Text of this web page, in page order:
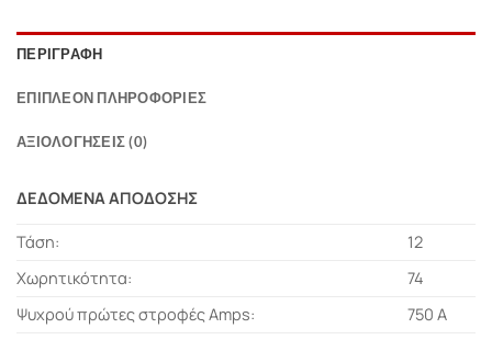
ΠΕΡΙΓΡΑΦΉ
ΕΠΙΠΛΈΟΝ ΠΛΗΡΟΦΟΡΊΕΣ
ΑΞΙΟΛΟΓΉΣΕΙΣ (0)
ΔΕΔΟΜΕΝΑ ΑΠΟΔΟΣΗΣ
Τάση:
12
Χωρητικότητα:
74
Ψυχρού πρώτες στροφές Amps:
750 A